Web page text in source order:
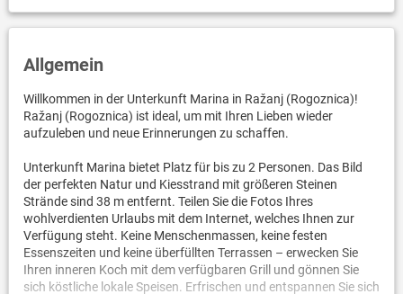
Allgemein
Willkommen in der Unterkunft Marina in Ražanj (Rogoznica)!
Ražanj (Rogoznica) ist ideal, um mit Ihren Lieben wieder
aufzuleben und neue Erinnerungen zu schaffen.
Unterkunft Marina bietet Platz für bis zu 2 Personen. Das Bild
der perfekten Natur und Kiesstrand mit größeren Steinen
Strände sind 38 m entfernt. Teilen Sie die Fotos Ihres
wohlverdienten Urlaubs mit dem Internet, welches Ihnen zur
Verfügung steht. Keine Menschenmassen, keine festen
Essenszeiten und keine überfüllten Terrassen – erwecken Sie
Ihren inneren Koch mit dem verfügbaren Grill und gönnen Sie
sich köstliche lokale Speisen. Erfrischen und entspannen Sie sich